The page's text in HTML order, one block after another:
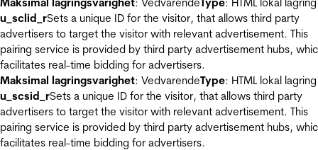
u_sclid_rSets a unique ID for the visitor, that allows third party
advertisers to target the visitor with relevant advertisement. This
pairing service is provided by third party advertisement hubs,
facilitates real-time bidding for advertisers.
Maksimal lagringsvarighet: VedvarendeType: HTML lokal lagring
u_scsid_rSets a unique ID for the visitor, that allows third party
advertisers to target the visitor with relevant advertisement. This
pairing service is provided by third party advertisement hubs,
facilitates real-time bidding for advertisers.